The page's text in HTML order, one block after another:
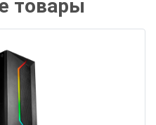
товары